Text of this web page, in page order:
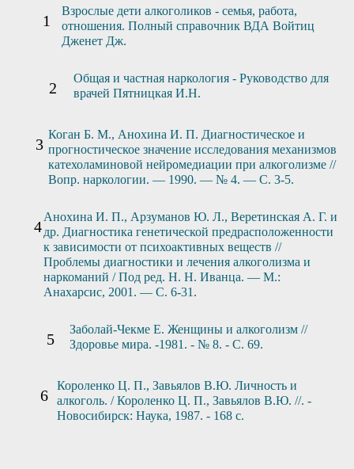
Взрослые дети алкоголиков - семья, работа,
отношения. Полный справочник ВДА Войтиц
Дженет Дж.
Общая и частная наркология - Руководство для
врачей Пятницкая И.Н.
Коган Б. М., Анохина И. П. Диагностическое и
прогностическое значение исследования механизмов
катехоламиновой нейромедиации при алкоголизме //
Вопр. наркологии. — 1990. — № 4. — С. 3-5.
Анохина И. П., Арзуманов Ю. Л., Веретинская А. Г. и
др. Диагностика генетической предрасположенности
к зависимости от психоактивных веществ //
Проблемы диагностики и лечения алкоголизма и
наркоманий / Под ред. Н. Н. Иванца. — М.:
Анахарсис, 2001. — С. 6-31.
Заболай-Чекме Е. Женщины и алкоголизм //
Здоровье мира. -1981. - № 8. - С. 69.
Короленко Ц. П., Завьялов В.Ю. Личность и
алкоголь. / Короленко Ц. П., Завьялов В.Ю. //. -
Новосибирск: Наука, 1987. - 168 с.